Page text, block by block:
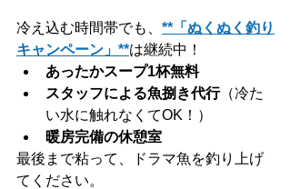
冷え込む時間帯でも、 **「ぬくぬく釣り
キャンペーン」**は継続中！
あったかスープ1杯無料
スタッフによる魚捌き代行（冷た
い水に触れなくてOK！）
暖房完備の休憩室
最後まで粘って、ドラマ魚を釣り上げ
てください。